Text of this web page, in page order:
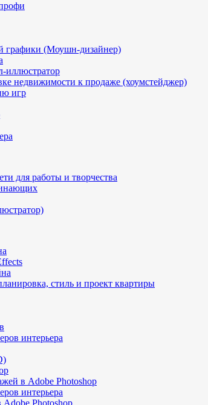
графики (Моушн-дизайнер)
иллюстратор
недвижимости к продаже (хоумстейджер)
игр
для работы и творчества
стиль и проект квартиры
интерьера
в Adobe Photoshop
интерьера
Photoshop